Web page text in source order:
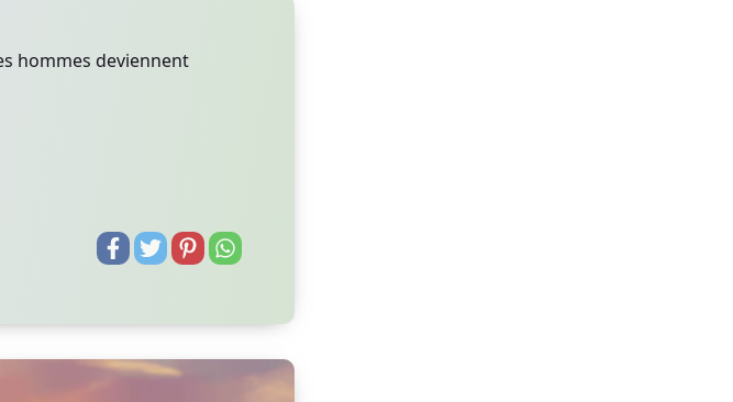
hommes deviennent